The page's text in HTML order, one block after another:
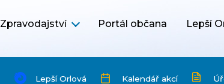
Zpravodajství Portál občana Lepší
Lepší Orlová Kalendář akcí